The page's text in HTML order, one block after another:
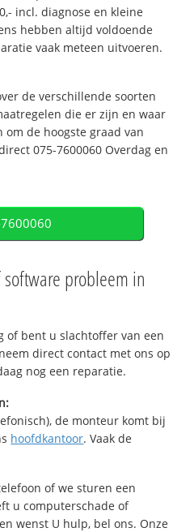
incl. diagnose en kleine
hebben altijd voldoende
vaak meteen uitvoeren.
de verschillende soorten
die er zijn en waar
de hoogste graad van
075-7600060 Overdag en
probleem in
of bent u slachtoffer van een
direct contact met ons op
nog een reparatie.
de monteur komt bij
hoofdkantoor. Vaak de
of we sturen een
u computerschade of
wenst U hulp, bel ons. Onze